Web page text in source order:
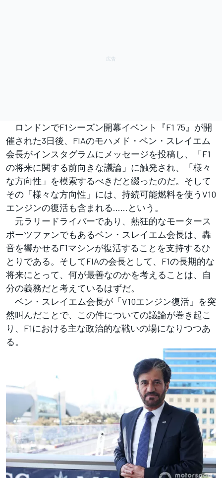
ロンドンでF1シーズン開幕イベント『F1 75』が開
催された3日後、FIAのモハメド・ベン・スレイエム
会長がインスタグラムにメッセージを投稿し、「F1
の将来に関する前向きな議論」に触発され、「様々
な方向性」を模索するべきだと綴ったのだ。そして
その「様々な方向性」には、持続可能燃料を使うV10
エンジンの復活も含まれる……という。
元ラリードライバーであり、熱狂的なモータース
ポーツファンでもあるベン・スレイエム会長は、轟
音を響かせるF1マシンが復活することを支持するひ
とりである。そしてFIAの会長として、F1の長期的な
将来にとって、何が最善なのかを考えることは、自
分の義務だと考えているはずだ。
ベン・スレイエム会長が「V10エンジン復活」を突
然叫んだことで、この件についての議論が巻き起こ
り、F1における主な政治的な戦いの場になりつつあ
る。